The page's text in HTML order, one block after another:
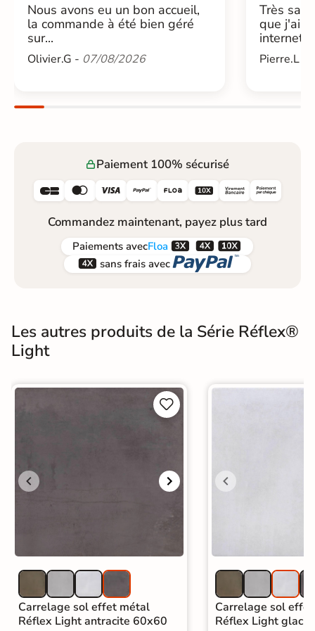
Nous avons eu un bon accueil,
la commande à été bien géré
sur...
Olivier.G - 07/08/2026
Très
que j'ai
internet....
Pierre.L -
Paiement 100% sécurisé
     
Commandez maintenant, payez plus tard
Paiements avecFloa  
 sans frais avec 
Les autres produits de la Série Réflex®
Light


Carrelage sol effet métal
Réflex Light antracite 60x60
Carrelage sol
Réflex Light